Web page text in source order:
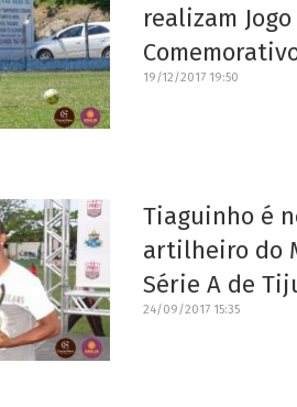
realizam Jogo
19/12/2017 19:50
Tiaguinho é
artilheiro do
Série A de
24/09/2017 15:35